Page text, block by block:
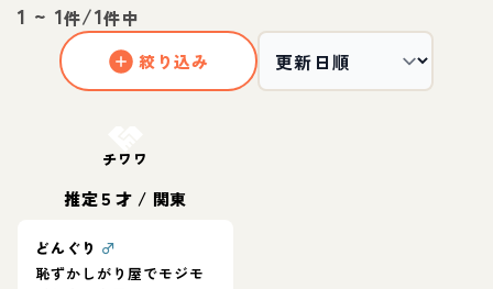
1 ~ 1件/1件中
絞り込み
チワワ
推定５才 / 関東
どんぐり ♂
恥ずかしがり屋でモジモ